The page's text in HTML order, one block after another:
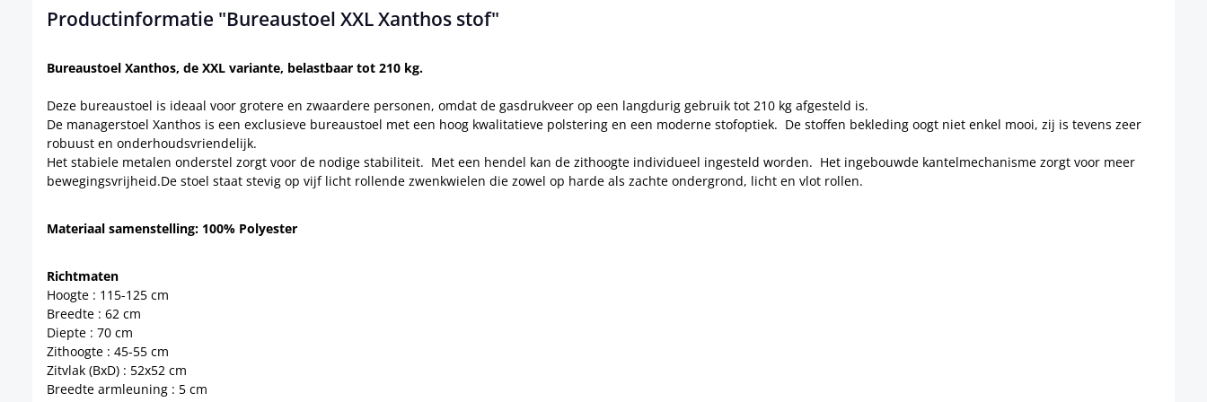
Productinformatie "Bureaustoel XXL Xanthos stof"
Bureaustoel Xanthos, de XXL variante, belastbaar tot 210 kg.
Deze bureaustoel is ideaal voor grotere en zwaardere personen, omdat de gasdrukveer op een langdurig gebruik tot 210 kg afgesteld is.
De managerstoel Xanthos is een exclusieve bureaustoel met een hoog kwalitatieve polstering en een moderne stofoptiek. De stoffen bekleding oogt niet enkel mooi, zij is tevens zeer
robuust en onderhoudsvriendelijk.
Het stabiele metalen onderstel zorgt voor de nodige stabiliteit. Met een hendel kan de zithoogte individueel ingesteld worden. Het ingebouwde kantelmechanisme zorgt voor meer
bewegingsvrijheid.De stoel staat stevig op vijf licht rollende zwenkwielen die zowel op harde als zachte ondergrond, licht en vlot rollen.
Materiaal samenstelling: 100% Polyester
Richtmaten
Hoogte : 115-125 cm
Breedte : 62 cm
Diepte : 70 cm
Zithoogte : 45-55 cm
Zitvlak (BxD) : 52x52 cm
Breedte armleuning : 5 cm